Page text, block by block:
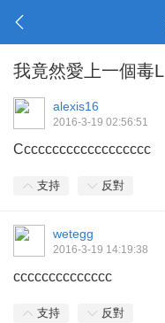
我竟然愛上一個毒L
alexis16
2016-3-19 02:56:51
Ccccccccccccccccccc
支持 反對
wetegg
2016-3-19 14:19:38
cccccccccccccc
支持 反對